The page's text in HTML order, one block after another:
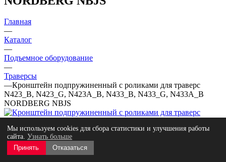
Главная
—
Каталог
—
Подъемное оборудование
—
Траверсы
—Кронштейн подпружиненный с роликами для траверс
N423_B, N423_G, N423A_B, N433_B, N433_G, N433A_B
NORDBERG NBJS
Мы используем cookies для сбора статистики и улучшения работы
сайта. Узнать больше
Принять
Отказаться